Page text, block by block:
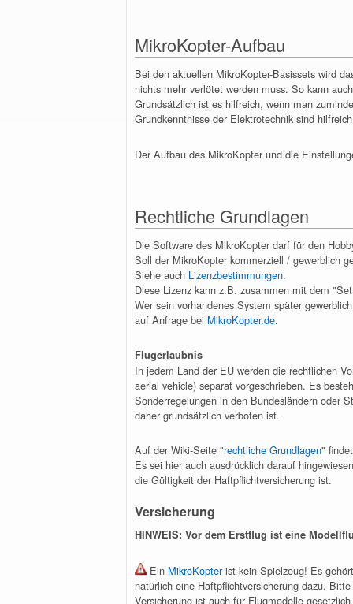
MikroKopter-Aufbau
Bei den aktuellen MikroKopter-Basissets wird
nichts mehr verlötet werden muss. So kann
Grundsätzlich ist es hilfreich, wenn man
Grundkenntnisse der Elektrotechnik sind
Der Aufbau des MikroKopter und die
Rechtliche Grundlagen
Die Software des MikroKopter darf für den
Soll der MikroKopter kommerziell / gewerblich
Siehe auch Lizenzbestimmungen.
Diese Lizenz kann z.B. zusammen mit dem
Wer sein vorhandenes System später
auf Anfrage bei MikroKopter.de.
Flugerlaubnis
In jedem Land der EU werden die rechtlichen
aerial vehicle) separat vorgeschrieben. Es
Sonderregelungen in den Bundesländern oder
daher grundsätzlich verboten ist.
Auf der Wiki-Seite "rechtliche Grundlagen"
Es sei hier auch ausdrücklich darauf
die Gültigkeit der Haftpflichtversicherung ist.
Versicherung
HINWEIS: Vor dem Erstflug ist eine
Ein MikroKopterist kein Spielzeug! Es
natürlich eine Haftpflichtversicherung dazu.
Versicherung ist auch für Flugmodelle